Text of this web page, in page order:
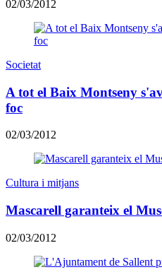
02/03/2012
Societat
A tot el Baix Montseny
foc
02/03/2012
Cultura i mitjans
Mascarell garanteix el
02/03/2012